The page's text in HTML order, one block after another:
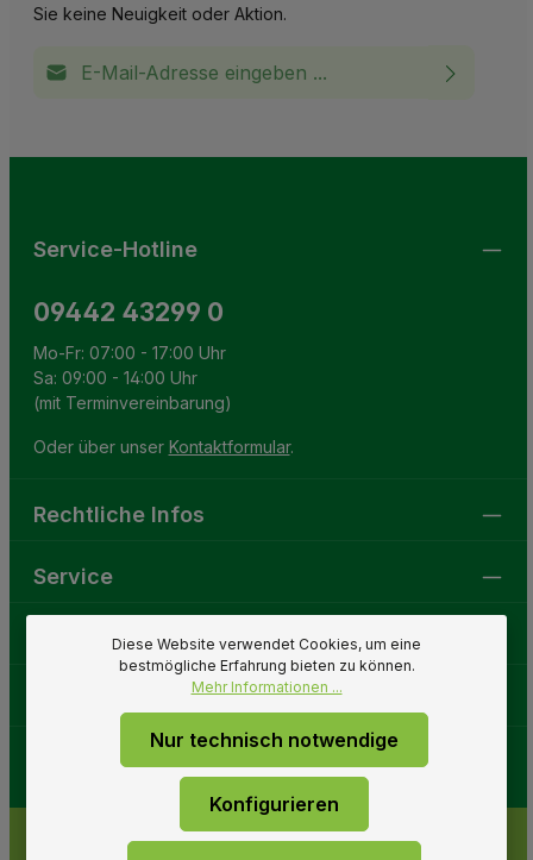
Sie keine Neuigkeit oder Aktion.
Service-Hotline
09442 43299 0
Mo-Fr: 07:00 - 17:00 Uhr
Sa: 09:00 - 14:00 Uhr
(mit Terminvereinbarung)
Oder über unser Kontaktformular.
Rechtliche Infos
Service
GartenweltDiese Website verwendet Cookies, um eine
bestmögliche Erfahrung bieten zu können.
Mehr Informationen ...
Nur technisch notwendige
Konfigurieren